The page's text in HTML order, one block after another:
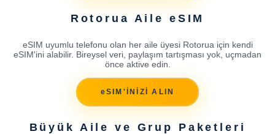
Rotorua Aile eSIM
eSIM uyumlu telefonu olan her aile üyesi Rotorua için kendi
eSIM'ini alabilir. Bireysel veri, paylaşım tartışması yok, uçmadan
önce aktive edin.
eSIM'İNİZİ ALIN
Büyük Aile ve Grup Paketleri